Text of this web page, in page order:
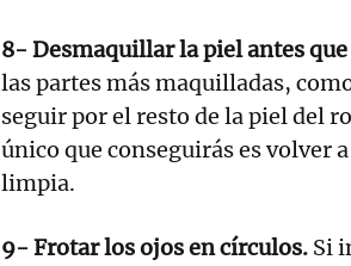
8- Desmaquillar la piel antes
las partes más maquilladas,
seguir por el resto de la piel del
único que conseguirás es volver
limpia.
9- Frotar los ojos en círculos. Si